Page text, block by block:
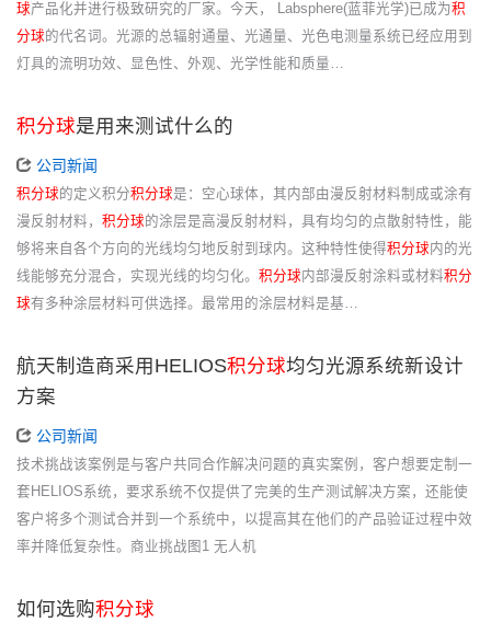
球产品化并进行极致研究的厂家。今天， Labsphere(蓝菲光学)已成为积
分球 的代名词。光源的总辐射通量、光通量、光色电测量系统已经应用到
灯具的流明功效、显色性、外观、光学性能和质量…
积分球是用来测试什么的
公司新闻
积分球 的定义积分积分球是：空心球体，其内部由漫反射材料制成或涂有
漫反射材料， 积分球 的涂层是高漫反射材料，具有均匀的点散射特性，能
够将来自各个方向的光线均匀地反射到球内。这种特性使得积分球 内的光
线能够充分混合，实现光线的均匀化。 积分球 内部漫反射涂料或材料积分
球有多种涂层材料可供选择。最常用的涂层材料是基…
航天制造商采用HELIOS积分球均匀光源系统新设计
方案
公司新闻
技术挑战该案例是与客户共同合作解决问题的真实案例，客户想要定制一
套HELIOS系统，要求系统不仅提供了完美的生产测试解决方案，还能使
客户将多个测试合并到一个系统中，以提高其在他们的产品验证过程中效
率并降低复杂性。商业挑战图1 无人机
如何选购积分球